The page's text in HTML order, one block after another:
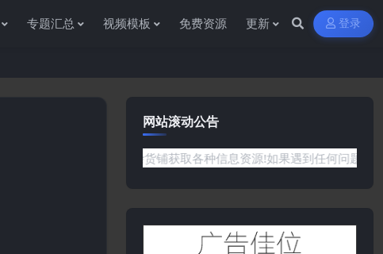
专题汇总 视频模板 免费资源 更新 登录
网站滚动公告
感谢您访问资源杂货铺获取各种信息资源!如果遇到